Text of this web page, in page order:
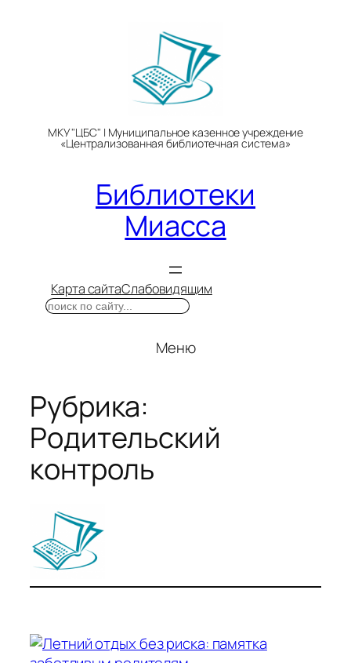
МКУ "ЦБС" | Муниципальное казенное учреждение
«Централизованная библиотечная система»
Библиотеки
Миасса
Карта сайтаСлабовидящим
Поиск
Меню
Рубрика:
Родительский
контроль